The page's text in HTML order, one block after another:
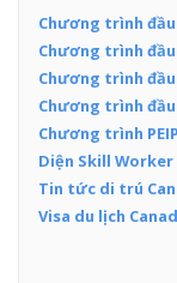
Chương trình
Chương trình
Chương trình
Chương trình
Chương trình
Diện Skill
Tin tức di trú
Visa du lịch